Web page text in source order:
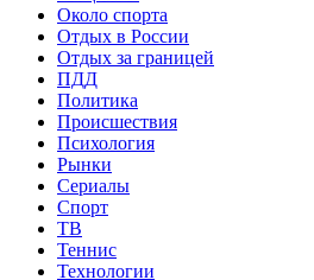
Около спорта
Отдых в России
Отдых за границей
ПДД
Политика
Происшествия
Психология
Рынки
Сериалы
Спорт
ТВ
Теннис
Технологии